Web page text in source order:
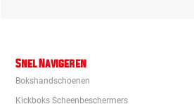
Snel Navigeren
Bokshandschoenen
Kickboks Scheenbeschermers